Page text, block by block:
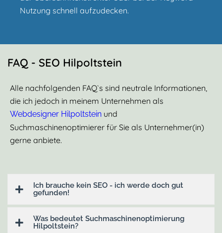
Nutzung schnell aufzudecken.
FAQ - SEO Hilpoltstein
Alle nachfolgenden FAQ`s sind neutrale Informationen,
die ich jedoch in meinem Unternehmen als
Webdesigner Hilpoltstein und
Suchmaschinenoptimierer für Sie als Unternehmer(in)
gerne anbiete.
Ich brauche kein SEO - ich werde doch gut
gefunden!
Was bedeutet Suchmaschinenoptimierung
Hilpoltstein?